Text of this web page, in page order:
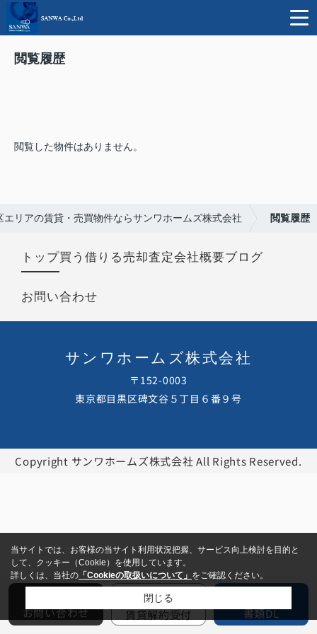
閲覧履歴
閲覧した物件はありません。
リアの賃貸・売買物件ならサンワホームズ株式会社 閲覧履歴
トップ買う 借りる売却査定会社概要ブログ
お問い合わせ
サンワホームズ株式会社
〒152-0003
東京都目黒区碑文谷５丁目６番９号
Copyright サンワホームズ株式会社 All Rights Reserved.
お問い合わせ 賃貸解約受付 書類DL
当サイトでは、お客様の当サイト利用状況把握、サービス向上検討を目的と
して、クッキー（Cookie）を使用しています。
詳しくは、当社の 「Cookieの取扱いについて」 をご確認ください。
閉じる